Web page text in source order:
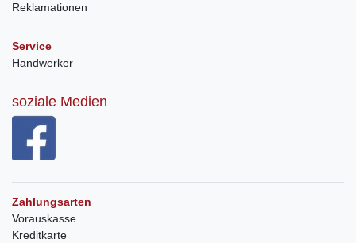
Reklamationen
Service
Handwerker
soziale Medien
Zahlungsarten
Vorauskasse
Kreditkarte